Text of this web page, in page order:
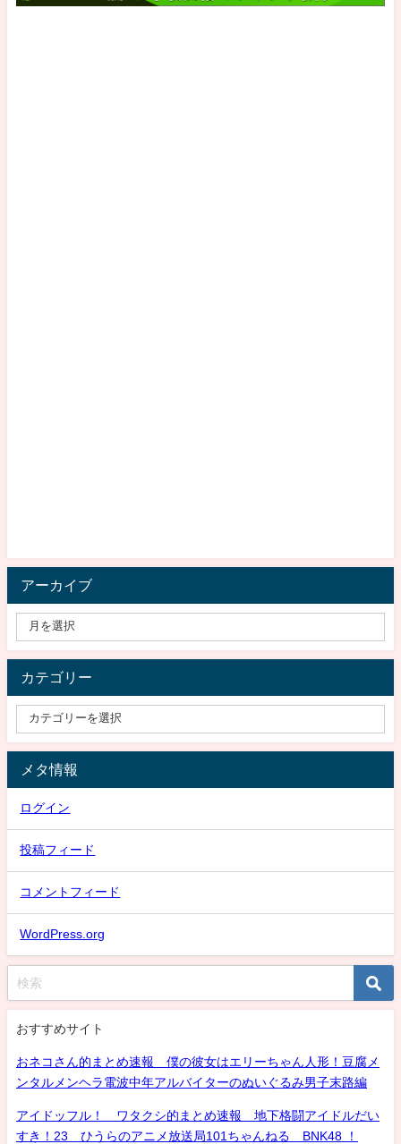
アーカイブ
カテゴリー
メタ情報
ログイン
投稿フィード
コメントフィード
WordPress.org
おすすめサイト
おネコさん的まとめ速報 僕の彼女はエリーちゃん人形！豆腐メ
ンタルメンヘラ電波中年アルバイターのぬいぐるみ男子末路編
アイドッフル！ ワタクシ的まとめ速報 地下格闘アイドルだい
すき！23 ひうらのアニメ放送局101ちゃんねる BNK48 ！